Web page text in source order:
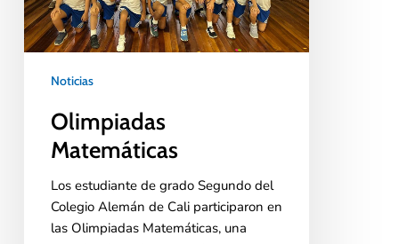
Noticias
Olimpiadas
Matemáticas
Los estudiante de grado Segundo del
Colegio Alemán de Cali participaron en
las Olimpiadas Matemáticas, una